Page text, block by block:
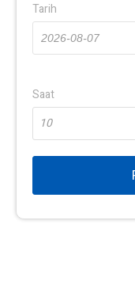
Tarih
Saat
10